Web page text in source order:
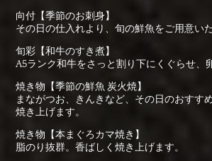
向付【季節のお刺身】
その日の仕入れより、旬の鮮魚をご用意い
旬彩【和牛のすき煮】
A5ランク和牛をさっと割り下にくぐらせ、
焼き物【季節の鮮魚 炭火焼】
まながつお、きんきなど、その日のおすす
焼き上げます。
焼き物【本まぐろカマ焼き】
脂のり抜群。香ばしく焼き上げます。